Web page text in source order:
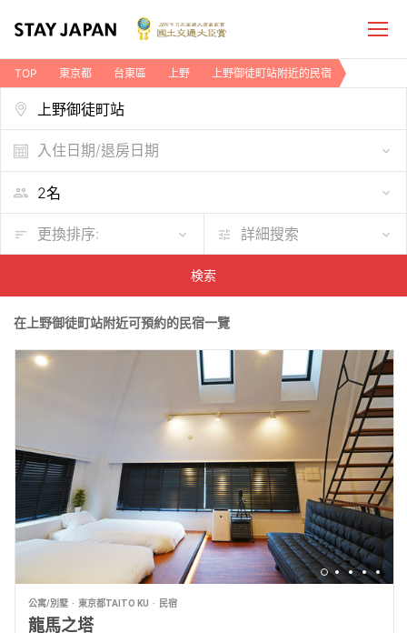
TOP 東京都 台東區 上野 上野御徒町站附近的民宿
入住日期/退房日期
更換排序: 詳細搜索
検索
在上野御徒町站附近可預約的民宿一覽
公寓/別墅 東京都TAITO KU 民宿
龍馬之塔